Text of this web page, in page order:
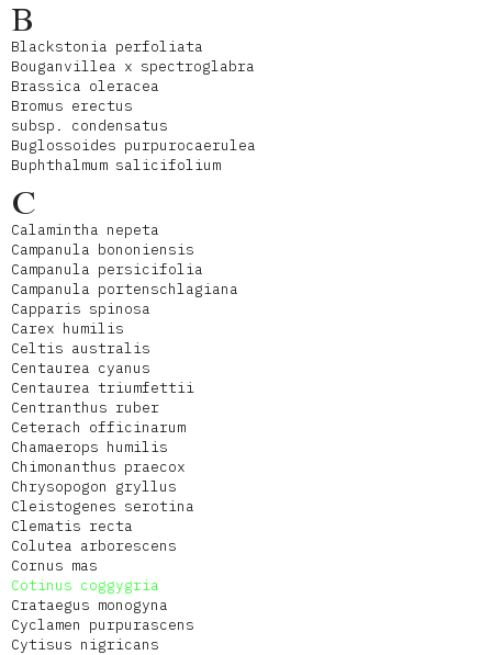
B
Blackstonia perfoliata
Bouganvillea x spectroglabra
Brassica oleracea
Bromus erectus
subsp. condensatus
Buglossoides purpurocaerulea
Buphthalmum salicifolium
C
Calamintha nepeta
Campanula bononiensis
Campanula persicifolia
Campanula portenschlagiana
Capparis spinosa
Carex humilis
Celtis australis
Centaurea cyanus
Centaurea triumfettii
Centranthus ruber
Ceterach officinarum
Chamaerops humilis
Chimonanthus praecox
Chrysopogon gryllus
Cleistogenes serotina
Clematis recta
Colutea arborescens
Cornus mas
Cotinus coggygria
Crataegus monogyna
Cyclamen purpurascens
Cytisus nigricans